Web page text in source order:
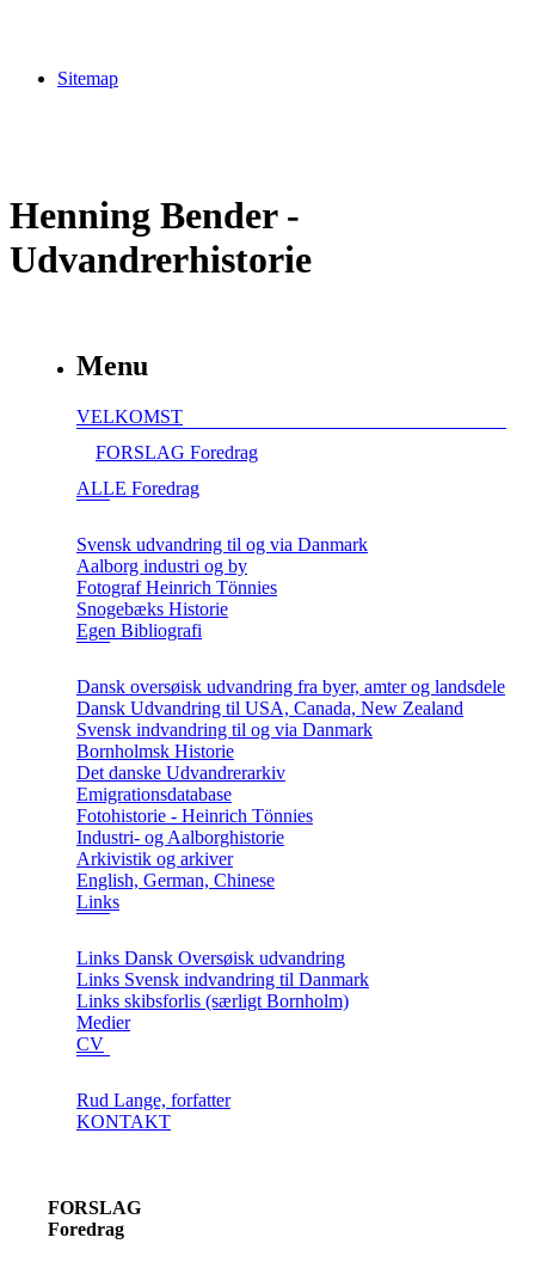
Sitemap
Henning Bender -
Udvandrerhistorie
Menu
VELKOMST
FORSLAG Foredrag
ALLE Foredrag
Svensk udvandring til og via Danmark
Aalborg industri og by
Fotograf Heinrich Tönnies
Snogebæks Historie
Egen Bibliografi
Dansk oversøisk udvandring fra byer, amter og landsdele
Dansk Udvandring til USA, Canada, New Zealand
Svensk indvandring til og via Danmark
Bornholmsk Historie
Det danske Udvandrerarkiv
Emigrationsdatabase
Fotohistorie - Heinrich Tönnies
Industri- og Aalborghistorie
Arkivistik og arkiver
English, German, Chinese
Links
Links Dansk Oversøisk udvandring
Links Svensk indvandring til Danmark
Links skibsforlis (særligt Bornholm)
Medier
CV
Rud Lange, forfatter
KONTAKT
FORSLAG
Foredrag